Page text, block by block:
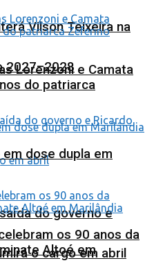
Vilson Teixeira na
2027–2028
do governo e
o cargo em abril
Lorenzoni e Camata
do patriarca
dose dupla em
os 90 anos da
Altoé em